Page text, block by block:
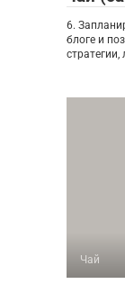
6.
блоге и
стратегии,
Чай